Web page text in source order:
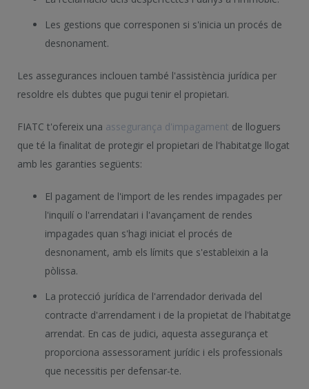
Les gestions que corresponen si s'inicia un procés de
desnonament.
Les assegurances inclouen també l'assistència jurídica per
resoldre els dubtes que pugui tenir el propietari.
FIATC t'ofereix una assegurança d'impagament de lloguers
que té la finalitat de protegir el propietari de l'habitatge llogat
amb les garanties següents:
El pagament de l'import de les rendes impagades per
l'inquilí o l'arrendatari i l'avançament de rendes
impagades quan s'hagi iniciat el procés de
desnonament, amb els límits que s'estableixin a la
pòlissa.
La protecció jurídica de l'arrendador derivada del
contracte d'arrendament i de la propietat de l'habitatge
arrendat. En cas de judici, aquesta assegurança et
proporciona assessorament jurídic i els professionals
que necessitis per defensar-te.